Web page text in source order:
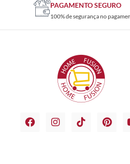
PAGAMENTO SEGURO
100% de segurança no